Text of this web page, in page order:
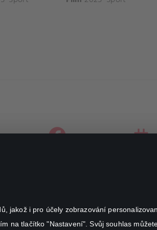
jakož i pro účely zobrazování
na tlačítko "Nastavení". Svůj souhlas
facebook